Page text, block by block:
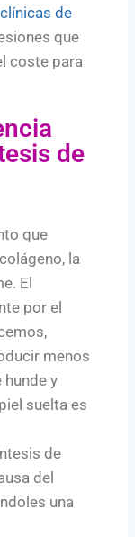
clínicas de
que
coste para
de
que
la
El
por el
menos
hunde y
suelta es
de
del
una